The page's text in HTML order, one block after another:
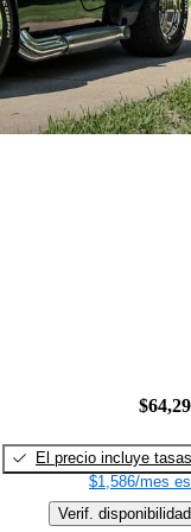
El precio incluye tasas
$1,586/mes
Verif. disponibilidad